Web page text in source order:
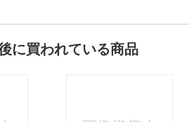
に買われている商品